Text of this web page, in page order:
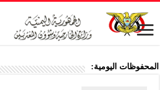
المحفوظات اليومية: